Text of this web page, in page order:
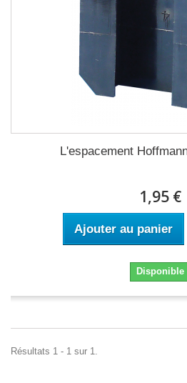
L'espacement
1,95 €
Ajouter au panier
Disponible
Résultats 1 - 1 sur 1.